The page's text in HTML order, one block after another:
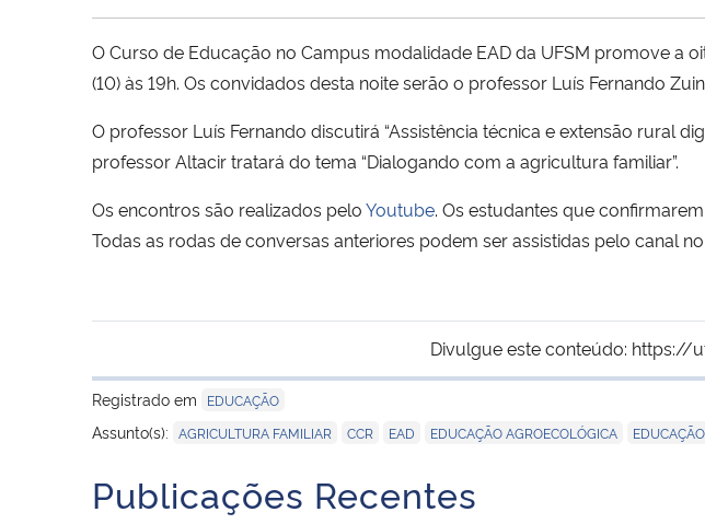
O Curso de Educação no Campus modalidade EAD da UFSM promove
(10) às 19h. Os convidados desta noite serão o professor Luís Fernando
O professor Luís Fernando discutirá “Assistência técnica e extensão rural
professor Altacir tratará do tema “Dialogando com a agricultura familiar”.
Os encontros são realizados peloYoutube. Os estudantes que
Todas as rodas de conversas anteriores podem ser assistidas pelo canal
Divulgue este conteúdo: https://
Registrado em
EDUCAÇÃO
Assunto(s): AGRICULTURA FAMILIAR CCR EAD EDUCAÇÃO AGROECOLÓGICA
Publicações Recentes